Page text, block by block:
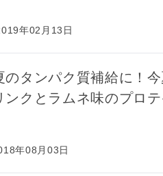
年02月13日
のタンパク質補給に！
ンクとラムネ味のプロ
年08月03日